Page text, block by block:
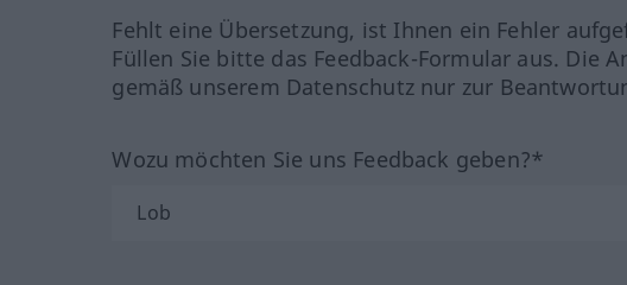
Fehlt eine Übersetzung, ist Ihnen ein Fehler
Füllen Sie bitte das Feedback-Formular aus. Die
gemäß unserem Datenschutz nur zur
Wozu möchten Sie uns Feedback geben?*